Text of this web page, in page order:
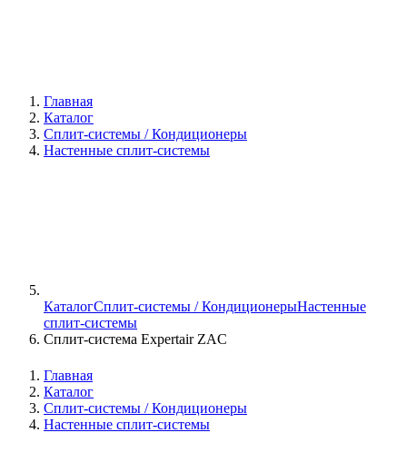
Главная
Каталог
Сплит-системы / Кондиционеры
Настенные сплит-системы
КаталогСплит-системы / КондиционерыНастенные
сплит-системы
Сплит-система Expertair ZAC
Главная
Каталог
Сплит-системы / Кондиционеры
Настенные сплит-системы